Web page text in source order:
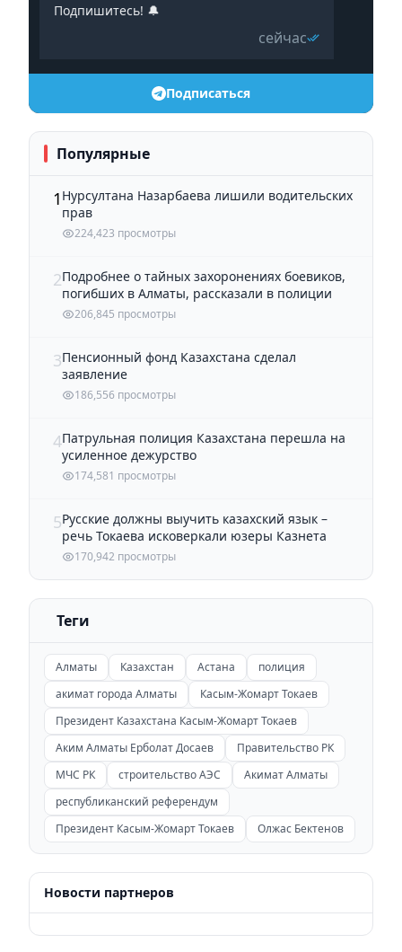
Подпишитесь! 🔔
сейчас
Подписаться
Популярные
1 Нурсултана Назарбаева лишили водительских
прав
224,423 просмотры
2Подробнее о тайных захоронениях боевиков,
погибших в Алматы, рассказали в полиции
206,845 просмотры
3Пенсионный фонд Казахстана сделал
заявление
186,556 просмотры
4Патрульная полиция Казахстана перешла на
усиленное дежурство
174,581 просмотры
5Русские должны выучить казахский язык –
речь Токаева исковеркали юзеры Казнета
170,942 просмотры
Теги
Алматы Казахстан Астана
полиция
акимат города Алматы
Касым-Жомарт Токаев
Президент Казахстана Касым-Жомарт Токаев
Аким Алматы Ерболат Досаев
Правительство РК
МЧС РК
строительство АЭС
Акимат Алматы
республиканский референдум
Президент Касым-Жомарт Токаев
Олжас Бектенов
Новости партнеров